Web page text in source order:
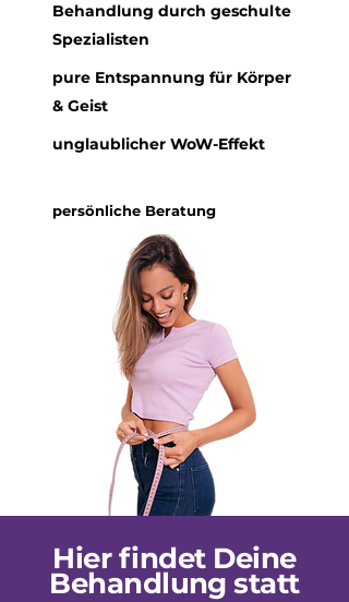
Behandlung durch geschulte
Spezialisten
pure Entspannung für Körper
& Geist
unglaublicher WoW-Effekt
persönliche Beratung
Hier findet Deine
Behandlung statt